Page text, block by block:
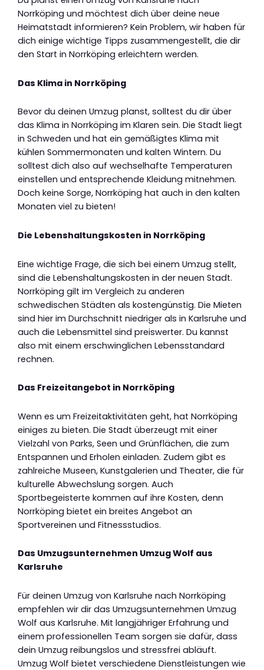
Norrköping und möchtest dich über deine neue
Heimatstadt informieren? Kein Problem, wir haben für
dich einige wichtige Tipps zusammengestellt, die dir
den Start in Norrköping erleichtern werden.
Das Klima in Norrköping
Bevor du deinen Umzug planst, solltest du dir über
das Klima in Norrköping im Klaren sein. Die Stadt liegt
in Schweden und hat ein gemäßigtes Klima mit
kühlen Sommermonaten und kalten Wintern. Du
solltest dich also auf wechselhafte Temperaturen
einstellen und entsprechende Kleidung mitnehmen.
Doch keine Sorge, Norrköping hat auch in den kalten
Monaten viel zu bieten!
Die Lebenshaltungskosten in Norrköping
Eine wichtige Frage, die sich bei einem Umzug stellt,
sind die Lebenshaltungskosten in der neuen Stadt.
Norrköping gilt im Vergleich zu anderen
schwedischen Städten als kostengünstig. Die Mieten
sind hier im Durchschnitt niedriger als in Karlsruhe und
auch die Lebensmittel sind preiswerter. Du kannst
also mit einem erschwinglichen Lebensstandard
rechnen.
Das Freizeitangebot in Norrköping
Wenn es um Freizeitaktivitäten geht, hat Norrköping
einiges zu bieten. Die Stadt überzeugt mit einer
Vielzahl von Parks, Seen und Grünflächen, die zum
Entspannen und Erholen einladen. Zudem gibt es
zahlreiche Museen, Kunstgalerien und Theater, die für
kulturelle Abwechslung sorgen. Auch
Sportbegeisterte kommen auf ihre Kosten, denn
Norrköping bietet ein breites Angebot an
Sportvereinen und Fitnessstudios.
Das Umzugsunternehmen Umzug Wolf aus
Karlsruhe
Für deinen Umzug von Karlsruhe nach Norrköping
empfehlen wir dir das Umzugsunternehmen Umzug
Wolf aus Karlsruhe. Mit langjähriger Erfahrung und
einem professionellen Team sorgen sie dafür, dass
dein Umzug reibungslos und stressfrei abläuft.
Umzug Wolf bietet verschiedene Dienstleistungen wie